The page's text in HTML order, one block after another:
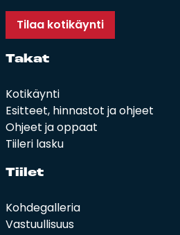
Tilaa kotikäynti
Ta­kat
Kotikäynti
Esitteet, hinnastot ja ohjeet
Ohjeet ja oppaat
Tiileri lasku
Tii­let
Kohdegalleria
Vastuullisuus